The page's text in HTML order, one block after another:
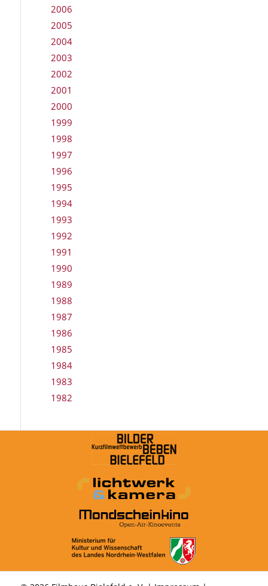
2006
2005
2004
2003
2002
2001
2000
1999
1998
1997
1996
1995
1994
1993
1992
1991
1990
1989
1988
1987
1986
1985
1984
1983
1982